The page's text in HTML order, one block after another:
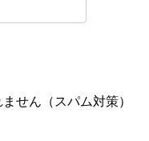
せん（スパム対策）